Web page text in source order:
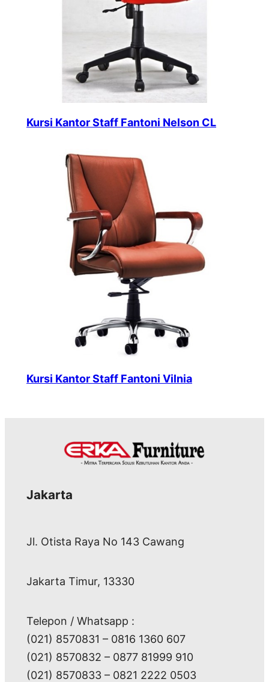
Kursi Kantor Staff Fantoni Nelson CL
Kursi Kantor Staff Fantoni Vilnia
Jakarta
Jl. Otista Raya No 143 Cawang
Jakarta Timur, 13330
Telepon / Whatsapp :
(021) 8570831 – 0816 1360 607
(021) 8570832 – 0877 81999 910
(021) 8570833 – 0821 2222 0503